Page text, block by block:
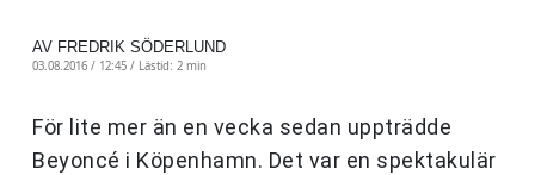
AV FREDRIK SÖDERLUND
03.08.2016 / 12:45 / Lästid: 2 min
För lite mer än en vecka sedan uppträdde
Beyoncé i Köpenhamn. Det var en spektakulär